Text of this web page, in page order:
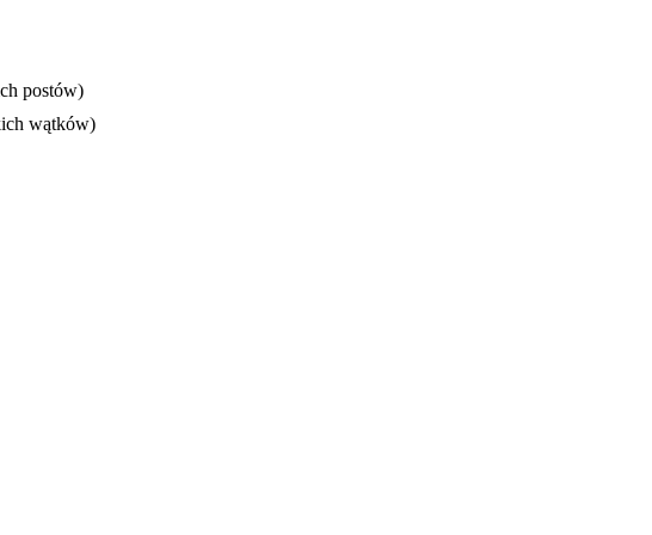
postów)
wątków)